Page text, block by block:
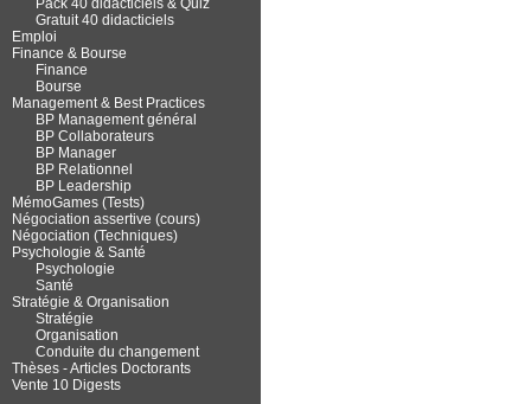
Pack 40 didacticiels & Quiz
Gratuit 40 didacticiels
Emploi
Finance & Bourse
Finance
Bourse
Management & Best Practices
BP Management général
BP Collaborateurs
BP Manager
BP Relationnel
BP Leadership
MémoGames (Tests)
Négociation assertive (cours)
Négociation (Techniques)
Psychologie & Santé
Psychologie
Santé
Stratégie & Organisation
Stratégie
Organisation
Conduite du changement
Thèses - Articles Doctorants
Vente 10 Digests